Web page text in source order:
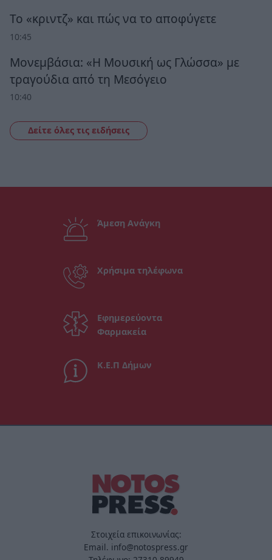
Το «κριντζ» και πώς να το αποφύγετε
10:45
Μονεμβάσια: «Η Μουσική ως Γλώσσα» με
τραγούδια από τη Μεσόγειο
10:40
Δείτε όλες τις ειδήσεις
Άμεση Ανάγκη
Χρήσιμα τηλέφωνα
Εφημερεύοντα
Φαρμακεία
Κ.Ε.Π Δήμων
Στοιχεία επικοινωνίας:
Email. info@notospress.gr